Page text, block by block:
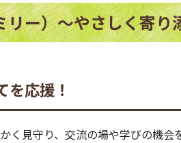
ー）～やさしく寄り
応援！
く見守り、交流の場や学びの機